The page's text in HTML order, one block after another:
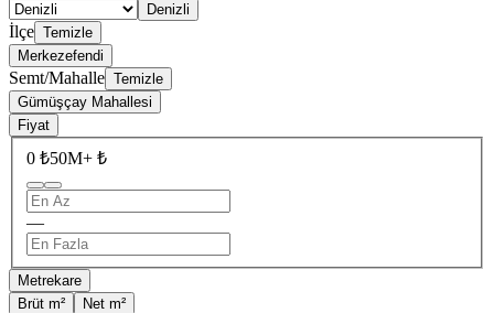
Denizli
İlçe Temizle
Merkezefendi
Semt/Mahalle Temizle
Gümüşçay Mahallesi
Fiyat
0 ₺50M+ ₺
—
Metrekare
Brüt m²
Net m²